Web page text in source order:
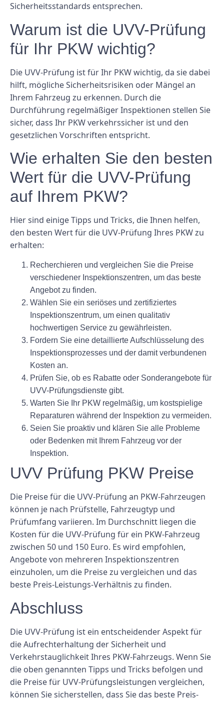
Sicherheitsstandards entsprechen.
Warum ist die UVV-Prüfung
für Ihr PKW wichtig?
Die UVV-Prüfung ist für Ihr PKW wichtig, da sie dabei
hilft, mögliche Sicherheitsrisiken oder Mängel an
Ihrem Fahrzeug zu erkennen. Durch die
Durchführung regelmäßiger Inspektionen stellen Sie
sicher, dass Ihr PKW verkehrssicher ist und den
gesetzlichen Vorschriften entspricht.
Wie erhalten Sie den besten
Wert für die UVV-Prüfung
auf Ihrem PKW?
Hier sind einige Tipps und Tricks, die Ihnen helfen,
den besten Wert für die UVV-Prüfung Ihres PKW zu
erhalten:
Recherchieren und vergleichen Sie die Preise
verschiedener Inspektionszentren, um das beste
Angebot zu finden.
Wählen Sie ein seriöses und zertifiziertes
Inspektionszentrum, um einen qualitativ
hochwertigen Service zu gewährleisten.
Fordern Sie eine detaillierte Aufschlüsselung des
Inspektionsprozesses und der damit verbundenen
Kosten an.
Prüfen Sie, ob es Rabatte oder Sonderangebote für
UVV-Prüfungsdienste gibt.
Warten Sie Ihr PKW regelmäßig, um kostspielige
Reparaturen während der Inspektion zu vermeiden.
Seien Sie proaktiv und klären Sie alle Probleme
oder Bedenken mit Ihrem Fahrzeug vor der
Inspektion.
UVV Prüfung PKW Preise
Die Preise für die UVV-Prüfung an PKW-Fahrzeugen
können je nach Prüfstelle, Fahrzeugtyp und
Prüfumfang variieren. Im Durchschnitt liegen die
Kosten für die UVV-Prüfung für ein PKW-Fahrzeug
zwischen 50 und 150 Euro. Es wird empfohlen,
Angebote von mehreren Inspektionszentren
einzuholen, um die Preise zu vergleichen und das
beste Preis-Leistungs-Verhältnis zu finden.
Abschluss
Die UVV-Prüfung ist ein entscheidender Aspekt für
die Aufrechterhaltung der Sicherheit und
Verkehrstauglichkeit Ihres PKW-Fahrzeugs. Wenn Sie
die oben genannten Tipps und Tricks befolgen und
die Preise für UVV-Prüfungsleistungen vergleichen,
können Sie sicherstellen, dass Sie das beste Preis-